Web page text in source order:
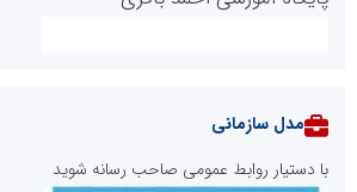
مدل سازمانی
با دستیار روابط عمومی صاحب رسانه شوید